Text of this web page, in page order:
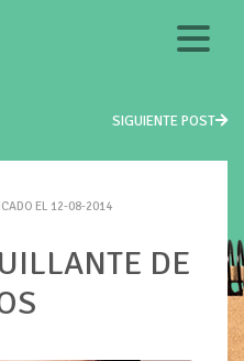
SIGUIENTE POST
EL 12-08-2014
DE